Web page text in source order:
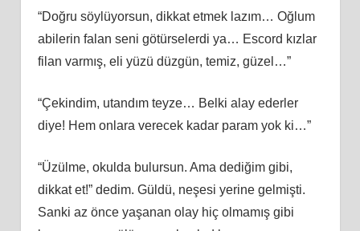
“Doğru söylüyorsun, dikkat etmek lazım… Oğlum
abilerin falan seni götürselerdi ya… Escord kızlar
filan varmış, eli yüzü düzgün, temiz, güzel…”
“Çekindim, utandım teyze… Belki alay ederler
diye! Hem onlara verecek kadar param yok ki…”
“Üzülme, okulda bulursun. Ama dediğim gibi,
dikkat et!” dedim. Güldü, neşesi yerine gelmişti.
Sanki az önce yaşanan olay hiç olmamış gibi